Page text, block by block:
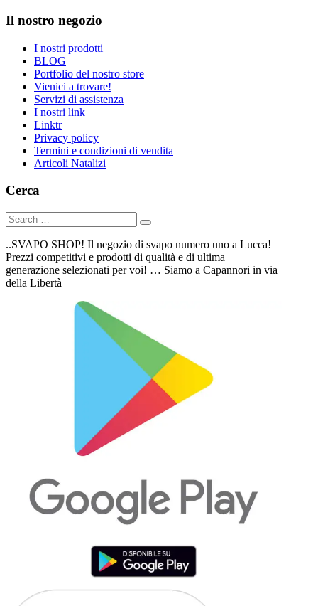
Il nostro negozio
I nostri prodotti
BLOG
Portfolio del nostro store
Vienici a trovare!
Servizi di assistenza
I nostri link
Linktr
Privacy policy
Termini e condizioni di vendita
Articoli Natalizi
Cerca
..SVAPO SHOP! Il negozio di svapo numero uno a Lucca!
Prezzi competitivi e prodotti di qualità e di ultima
generazione selezionati per voi! … Siamo a Capannori in via
della Libertà